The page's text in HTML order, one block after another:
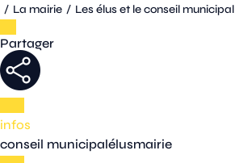
/ La mairie / Les élus et le conseil municipal
Partager
infos
conseil municipalélusmairie